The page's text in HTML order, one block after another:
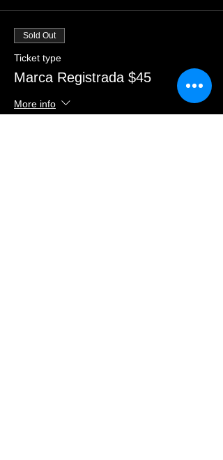
Sold Out
Ticket type
Marca Registrada $45
More info